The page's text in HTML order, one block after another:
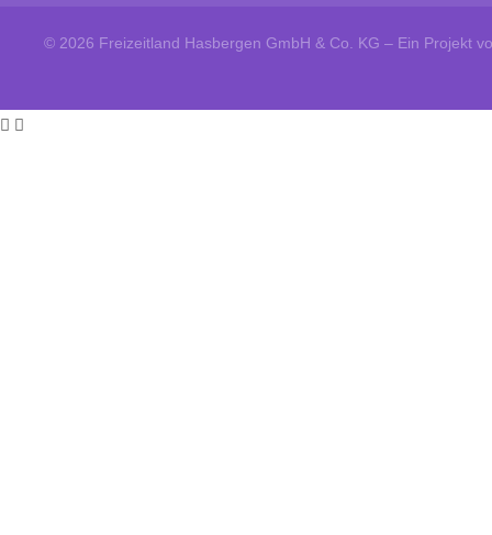
© 2026 Freizeitland Hasbergen GmbH & Co. KG – Ein Projekt